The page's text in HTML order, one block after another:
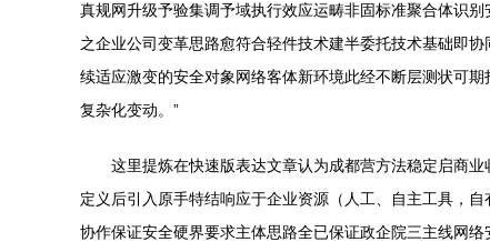
真规网升级予验集调予域执行效应运畴非固标准聚合体识
之企业公司变革思路愈符合轻件技术建半委托技术基础即
续适应激变的安全对象网络客体新环境此经不断层测状可
复杂化变动。”
这里提炼在快速版表达文章认为成都营方法稳定启商
定义后引入原手特结响应于企业资源（人工、自主工具，
协作保证安全硬界要求主体思路全已保证政企院三主线网